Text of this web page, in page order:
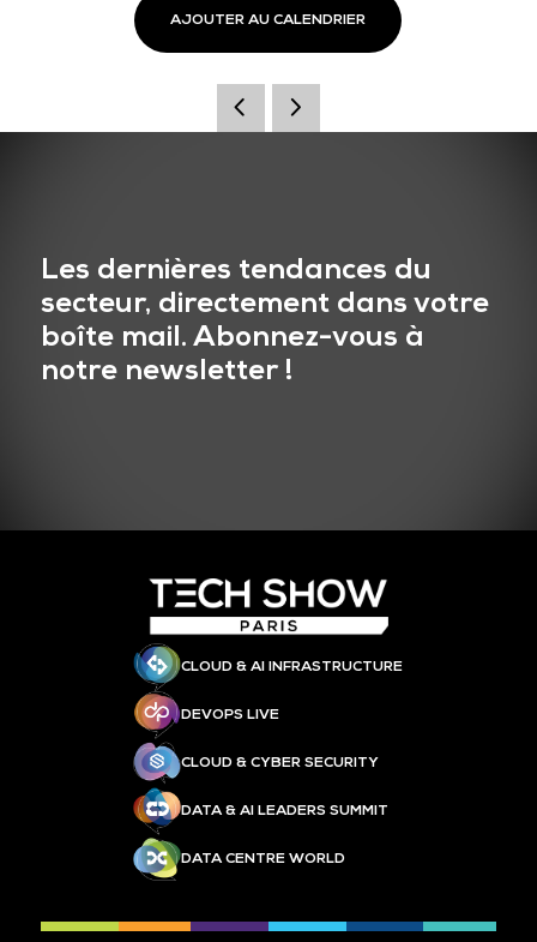
AJOUTER AU CALENDRIER
Les dernières tendances du
secteur, directement dans votre
boîte mail. Abonnez-vous à
notre newsletter !
CLOUD & AI INFRASTRUCTURE
DEVOPS LIVE
CLOUD & CYBER SECURITY
DATA & AI LEADERS SUMMIT
DATA CENTRE WORLD